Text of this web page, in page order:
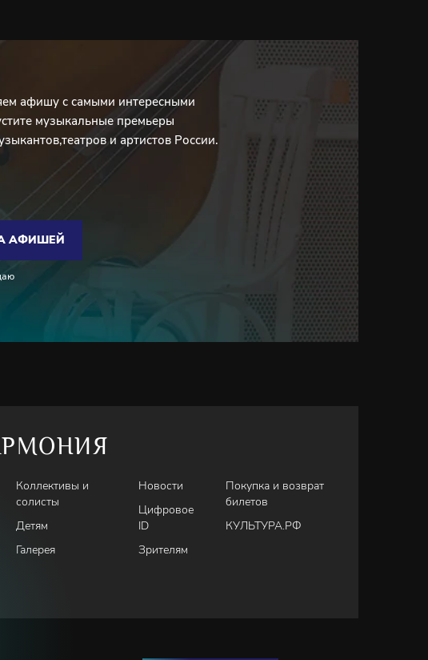
афишу с самыми интересными
музыкальные премьеры
и артистов России.
АФИШЕЙ
Коллективы и
солисты
Детям
Галерея
Новости
Цифровое
ID
Зрителям
Покупка и возврат
билетов
КУЛЬТУРА.РФ